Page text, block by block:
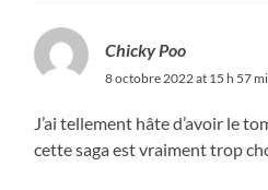
Chicky Poo
8 octobre 2022 at 15 h 57
J’ai tellement hâte d’avoir le
cette saga est vraiment trop